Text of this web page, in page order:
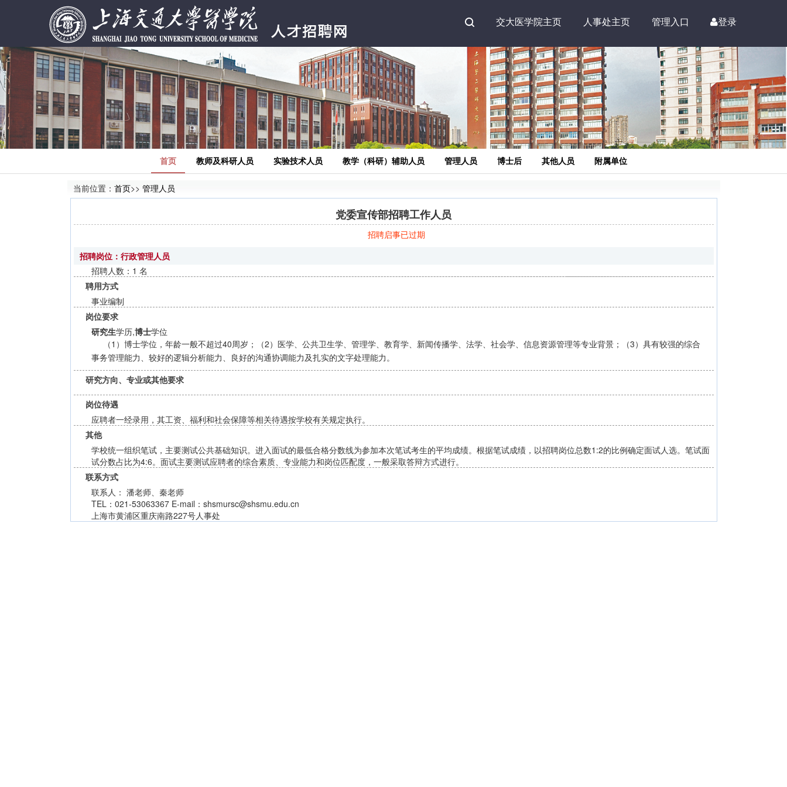
交大医学院主页 人事处主页 管理入口 登录
Search
首页 教师及科研人员 实验技术人员 教学（科研）辅助人员 管理人员 博士后 其他人员 附属单位
当前位置： 首页>> 管理人员
党委宣传部招聘工作人员
招聘启事已过期
招聘岗位：行政管理人员
招聘人数：1 名
聘用方式
事业编制
岗位要求
研究生学历,博士学位
（1）博士学位，年龄一般不超过40周岁；（2）医学、公共卫生学、管理学、教育学、新闻传播学、法学、社会学、信息资源管理等专业背景；（3）具有较强的综合
事务管理能力、较好的逻辑分析能力、良好的沟通协调能力及扎实的文字处理能力。
研究方向、专业或其他要求
岗位待遇
应聘者一经录用，其工资、福利和社会保障等相关待遇按学校有关规定执行。
其他
学校统一组织笔试，主要测试公共基础知识。进入面试的最低合格分数线为参加本次笔试考生的平均成绩。根据笔试成绩，以招聘岗位总数1:2的比例确定面试人选。笔试面
试分数占比为4:6。面试主要测试应聘者的综合素质、专业能力和岗位匹配度，一般采取答辩方式进行。
联系方式
联系人： 潘老师、秦老师
TEL：021-53063367 E-mail：shsmursc@shsmu.edu.cn
上海市黄浦区重庆南路227号人事处